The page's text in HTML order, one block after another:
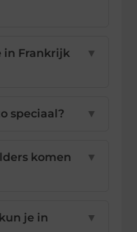
in Frankrijk
▼
speciaal? ▼
komen
▼
je in
▼